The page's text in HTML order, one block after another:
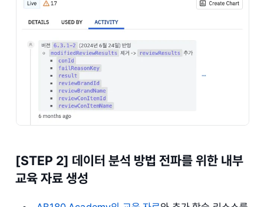
[STEP 2] 데이터 분석 방법 전파를 위한 내부
교육 자료 생성